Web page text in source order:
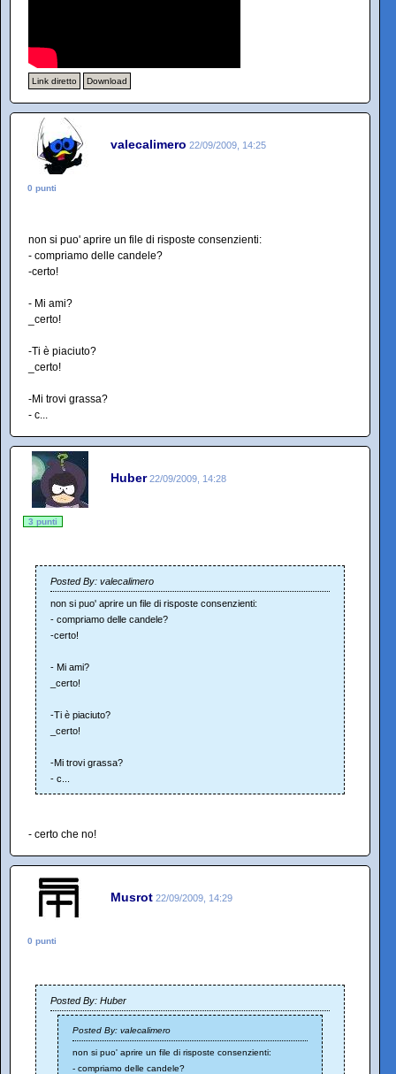
Link diretto Download
valecalimero 22/09/2009, 14:25
0 punti
non si puo' aprire un file di risposte consenzienti:
- compriamo delle candele?
-certo!
- Mi ami?
_certo!
-Ti è piaciuto?
_certo!
-Mi trovi grassa?
- c...
Huber 22/09/2009, 14:28
3 punti
Posted By: valecalimero
non si puo' aprire un file di risposte consenzienti:
- compriamo delle candele?
-certo!
- Mi ami?
_certo!
-Ti è piaciuto?
_certo!
-Mi trovi grassa?
- c...
- certo che no!
Musrot 22/09/2009, 14:29
0 punti
Posted By: Huber
Posted By: valecalimero
non si puo' aprire un file di risposte consenzienti:
- compriamo delle candele?